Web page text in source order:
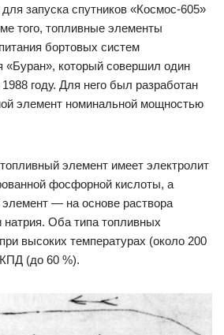
запуска спутников «Космос-605»
того, топливные элементы
бортовых систем
«Буран», который совершил один
году. Для него был разработан
элемент номинальной мощностью
элемент имеет электролит
фосфорной кислоты, а
— на основе раствора
натрия. Оба типа топливных
высоких температурах (около 200
(до 60 %).